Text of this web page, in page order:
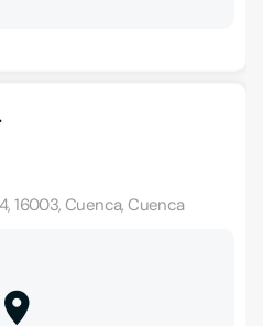
16003, Cuenca, Cuenca